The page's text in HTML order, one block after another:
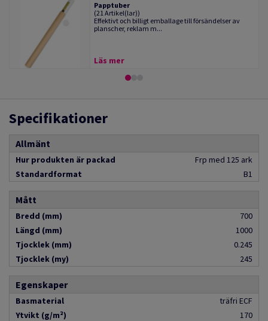
Papptuber
(21 Artikel(lar))
Effektivt och billigt emballage till försändelser av
planscher, reklam m...
Läs mer
Specifikationer
Allmänt
Hur produkten är packad
Frp med 125 ark
Standardformat
B1
Mått
Bredd (mm)
700
Längd (mm)
1000
Tjocklek (mm)
0.245
Tjocklek (my)
245
Egenskaper
Basmaterial
träfri ECF
Ytvikt (g/m²)
170